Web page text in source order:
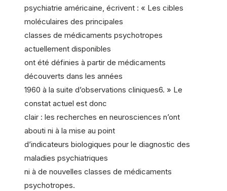
psychiatrie américaine, écrivent : « Les cibles
moléculaires des principales
classes de médicaments psychotropes
actuellement disponibles
ont été définies à partir de médicaments
découverts dans les années
1960 à la suite d’observations cliniques6. » Le
constat actuel est donc
clair : les recherches en neurosciences n’ont
abouti ni à la mise au point
d’indicateurs biologiques pour le diagnostic des
maladies psychiatriques
ni à de nouvelles classes de médicaments
psychotropes.